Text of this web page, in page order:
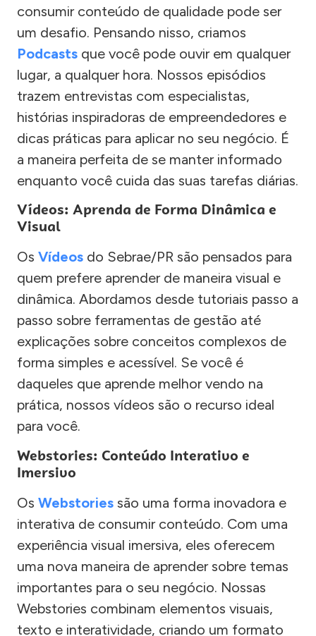
consumir conteúdo de qualidade pode ser
um desafio. Pensando nisso, criamos
Podcasts que você pode ouvir em qualquer
lugar, a qualquer hora. Nossos episódios
trazem entrevistas com especialistas,
histórias inspiradoras de empreendedores e
dicas práticas para aplicar no seu negócio. É
a maneira perfeita de se manter informado
enquanto você cuida das suas tarefas diárias.
Vídeos: Aprenda de Forma Dinâmica e
Visual
Os Vídeos do Sebrae/PR são pensados para
quem prefere aprender de maneira visual e
dinâmica. Abordamos desde tutoriais passo a
passo sobre ferramentas de gestão até
explicações sobre conceitos complexos de
forma simples e acessível. Se você é
daqueles que aprende melhor vendo na
prática, nossos vídeos são o recurso ideal
para você.
Webstories: Conteúdo Interativo e
Imersivo
Os Webstories são uma forma inovadora e
interativa de consumir conteúdo. Com uma
experiência visual imersiva, eles oferecem
uma nova maneira de aprender sobre temas
importantes para o seu negócio. Nossas
Webstories combinam elementos visuais,
texto e interatividade, criando um formato